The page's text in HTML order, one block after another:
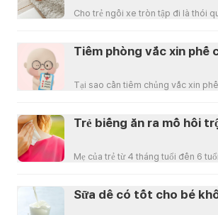
Cho trẻ ngồi xe tròn tập đi là thói
Tiêm phòng vắc xin phế
Tại sao cần tiêm chủng vắc xin
Trẻ biếng ăn ra mồ hôi
Mẹ của trẻ từ 4 tháng tuổi đến 6
Sữa dê có tốt cho bé